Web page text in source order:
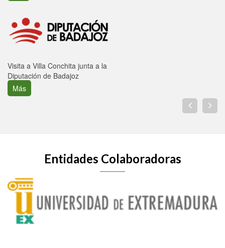
Visita a Villa Conchita junta a la
Diputación de Badajoz
Más
Entidades Colaboradoras